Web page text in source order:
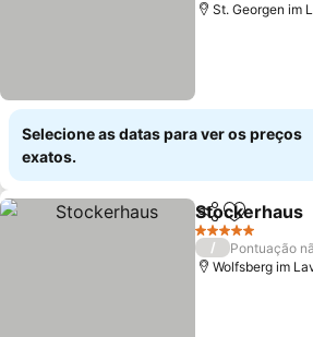
St. Georgen im
Selecione as datas para ver os preços
exatos.
Partilhar
Stockerhaus
5 Estrelas
/
Pontuação
Wolfsberg im